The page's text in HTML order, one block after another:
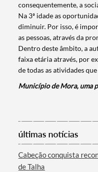
consequentemente, a
Na 3ª idade as
diminuir. Por isso, é
as pessoas, através da
Dentro deste âmbito, a
faixa etária através, por
de todas as atividades
Município de Mora, uma
últimas notícias
Cabeção conquista
de Talha